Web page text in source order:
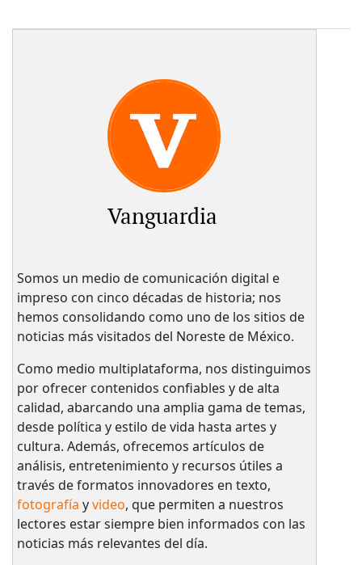
Vanguardia
Somos un medio de comunicación digital e
impreso con cinco décadas de historia; nos
hemos consolidando como uno de los sitios de
noticias más visitados del Noreste de México.
Como medio multiplataforma, nos distinguimos
por ofrecer contenidos confiables y de alta
calidad, abarcando una amplia gama de temas,
desde política y estilo de vida hasta artes y
cultura. Además, ofrecemos artículos de
análisis, entretenimiento y recursos útiles a
través de formatos innovadores en texto,
fotografía yvideo, que permiten a nuestros
lectores estar siempre bien informados con las
noticias más relevantes del día.